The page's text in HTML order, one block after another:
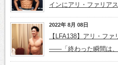
インにアリ・ファリア
2022年 8月 08日
【LFA138】アリ・フ
――「終わった瞬間は、